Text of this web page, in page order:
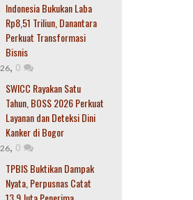
Indonesia Bukukan Laba
Rp8,51 Triliun, Danantara
Perkuat Transformasi
Bisnis
, 0
SWICC Rayakan Satu
Tahun, BOSS 2026 Perkuat
Layanan dan Deteksi Dini
Kanker di Bogor
, 0
TPBIS Buktikan Dampak
Nyata, Perpusnas Catat